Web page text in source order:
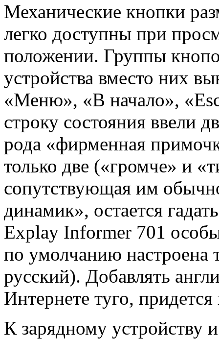
Механические кнопки
легко доступны при
положении. Группы
устройства вместо них
«Меню», «В начало»,
строку состояния ввели
рода «фирменная
только две («громче» и
сопутствующая им
динамик», остается
Explay Informer 701
по умолчанию настроена
русский). Добавлять
Интернете туго,
К зарядному устройству